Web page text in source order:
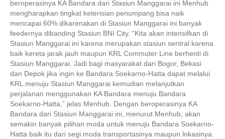
beroperasinya KA Bandara dari Stasiun Manggarai ini Menhub
mengharapkan tingkat keterisian penumpang bisa naik
mencapai 60% dikarenakan di Stasiun Manggarai ini banyak
feedernya dibanding Stasiun BNI City. “Kita akan intensifkan di
Stasiun Manggarai ini karena merupakan stasiun sentral karena
baik kereta jarak jauh maupun KRL Commuter Line berhenti di
Stasiun Manggarai. Jadi bagi masyarakat dari Bogor, Bekasi
dan Depok jika ingin ke Bandara Soekarno-Hatta dapat melalui
KRL menuju Stasiun Manggarai kemudian melanjutkan
perjalanan menggunakan KA Bandara menuju Bandara
Soekarno-Hatta,” jelas Menhub. Dengan beroperasinya KA
Bandara dari Stasiun Manggarai ini, menurut Menhub, akan
semakin banyak pilihan moda untuk menuju Bandara Soekarno-
Hatta baik itu dari segi moda transportasinya maupun lokasinya.